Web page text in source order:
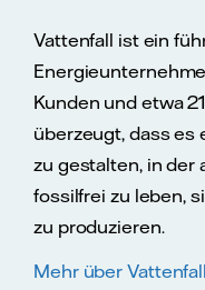
Vattenfall ist ein
Kunden und etwa
überzeugt, dass es
zu gestalten, in der
fossilfrei zu leben,
zu produzieren.
Mehr über Vattenfall